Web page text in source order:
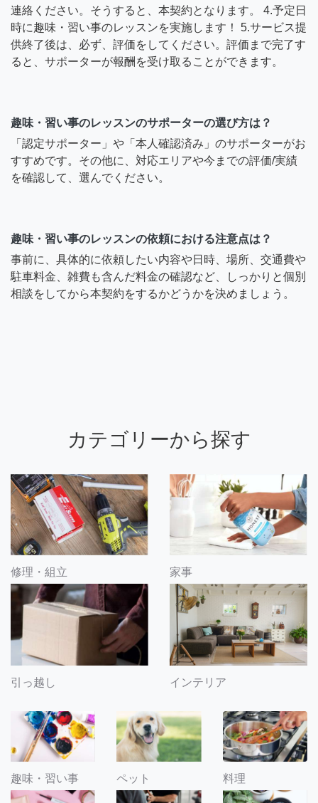
連絡ください。そうすると、本契約となります。 4.予定日
時に趣味・習い事のレッスンを実施します！ 5.サービス提
供終了後は、必ず、評価をしてください。評価まで完了す
ると、サポーターが報酬を受け取ることができます。
趣味・習い事のレッスンのサポーターの選び方は？
「認定サポーター」や「本人確認済み」のサポーターがお
すすめです。その他に、対応エリアや今までの評価/実績
を確認して、選んでください。
趣味・習い事のレッスンの依頼における注意点は？
事前に、具体的に依頼したい内容や日時、場所、交通費や
駐車料金、雑費も含んだ料金の確認など、しっかりと個別
相談をしてから本契約をするかどうかを決めましょう。
カテゴリーから探す
修理・組立 家事
引っ越し インテリア
趣味・習い事 ペット 料理